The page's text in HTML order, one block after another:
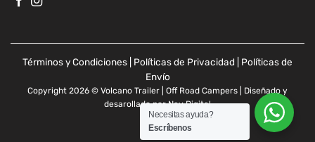
Términos y Condiciones Políticas de Privacidad
Políticas de
Envío
Copyright 2026 © Volcano Trailer | Off Road Campers | Diseñado y
desarollado porNav Digital
Necesitas ayuda?
Escríbenos